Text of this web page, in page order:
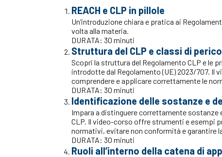
REACH e CLP in pillole
Un’introduzione chiara e pratica ai
volta alla materia.
DURATA: 30 minuti
Struttura del CLP e classi di
Scopri la struttura del Regolamento CLP e le
introdotte dal Regolamento (UE) 2023/707.
comprendere e applicare correttamente le
DURATA: 30 minuti
Identificazione delle sostanze e
Impara a distinguere correttamente sostanze
CLP. Il video-corso offre strumenti e esempi
normativi, evitare non conformità e garantire
DURATA: 30 minuti
Ruoli all’interno della catena di